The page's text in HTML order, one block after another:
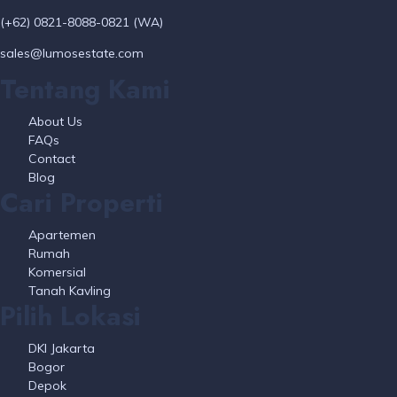
(+62) 0821-8088-0821 (WA)
sales@lumosestate.com
About Us
FAQs
Contact
Blog
Apartemen
Rumah
Komersial
Tanah Kavling
DKI Jakarta
Bogor
Depok